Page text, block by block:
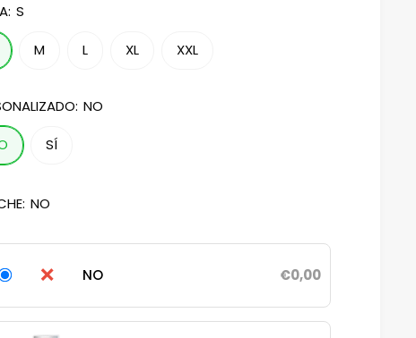
S
M L XL XXL
NO
SÍ
NO
❌ NO €0,00